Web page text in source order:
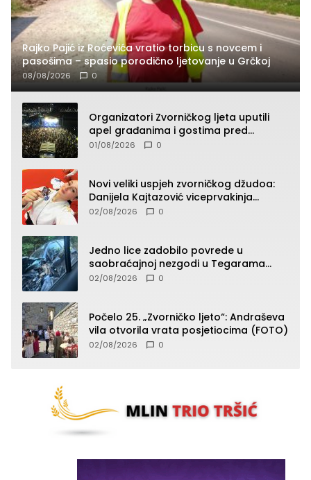
Rajko Pajić iz Roćevića vratio torbicu s novcem i
pasošima – spasio porodično ljetovanje u Grčkoj
08/08/2026 0
Organizatori Zvorničkog ljeta uputili
apel građanima i gostima pred
početak koncertnog programa
01/08/2026 0
Novi veliki uspjeh zvorničkog džudoa:
Danijela Kajtazović viceprvakinja
Balkana u seniorskoj konkurenciji
02/08/2026 0
Jedno lice zadobilo povrede u
saobraćajnoj nezgodi u Tegarama
(FOTO)
02/08/2026 0
Počelo 25. „Zvorničko ljeto“: Andraševa
vila otvorila vrata posjetiocima (FOTO)
02/08/2026 0